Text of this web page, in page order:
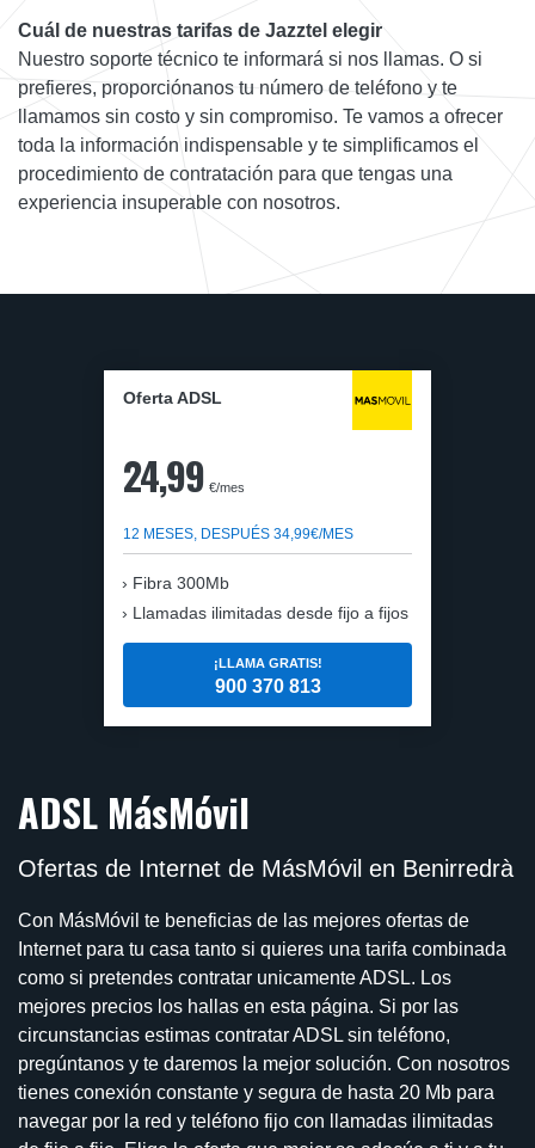
Cuál de nuestras tarifas de Jazztel elegir
Nuestro soporte técnico te informará si nos llamas. O si
prefieres, proporciónanos tu número de teléfono y te
llamamos sin costo y sin compromiso. Te vamos a ofrecer
toda la información indispensable y te simplificamos el
procedimiento de contratación para que tengas una
experiencia insuperable con nosotros.
Oferta ADSL
24,99 €/mes
12 MESES, DESPUÉS 34,99€/MES
Fibra 300Mb
Llamadas ilimitadas desde fijo a fijos
¡LLAMA GRATIS!
900 370 813
ADSL MásMóvil
Ofertas de Internet de MásMóvil en Benirredrà
Con MásMóvil te beneficias de las mejores ofertas de
Internet para tu casa tanto si quieres una tarifa combinada
como si pretendes contratar unicamente ADSL. Los
mejores precios los hallas en esta página. Si por las
circunstancias estimas contratar ADSL sin teléfono,
pregúntanos y te daremos la mejor solución. Con nosotros
tienes conexión constante y segura de hasta 20 Mb para
navegar por la red y teléfono fijo con llamadas ilimitadas